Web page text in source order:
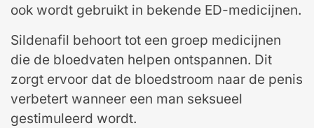
ook wordt gebruikt in bekende ED-medicijnen.
Sildenafil behoort tot een groep medicijnen
die de bloedvaten helpen ontspannen. Dit
zorgt ervoor dat de bloedstroom naar de penis
verbetert wanneer een man seksueel
gestimuleerd wordt.